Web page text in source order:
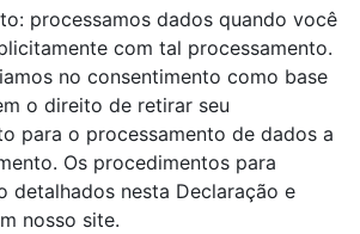
processamos dados quando você
com tal processamento.
no consentimento como base
o direito de retirar seu
para o processamento de dados a
Os procedimentos para
detalhados nesta Declaração e
nosso site.